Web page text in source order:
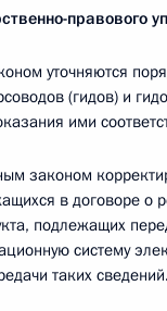
правового
уточняются
(гидов) и
ими
законом
в договоре о
подлежащих
систему
таких сведений.